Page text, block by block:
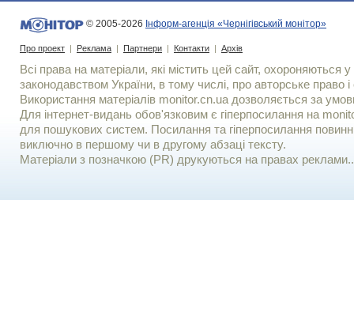
© 2005-2026 Інформ-агенція «Чернігівський монітор»
Про проект | Реклама | Партнери | Контакти | Архів
Всі права на матеріали, які містить цей сайт, охороняються у
законодавством України, в тому числі, про авторське право і
Використання матерiалiв monitor.cn.ua дозволяється за
Для iнтернет-видань обов'язковим є гiперпосилання на
для пошукових систем. Посилання та гіперпосилання
виключно в першому чи в другому абзаці тексту.
Матеріали з позначкою (PR) друкуються на правах реклами..